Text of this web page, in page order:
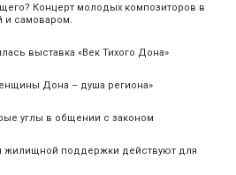
Концерт молодых композиторов в
и самоваром.
выставка «Век Тихого Дона»
Дона – душа региона»
углы в общении с законом
жилищной поддержки действуют для